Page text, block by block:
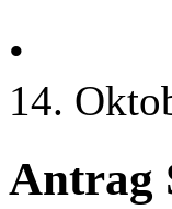
•
14.
Antrag